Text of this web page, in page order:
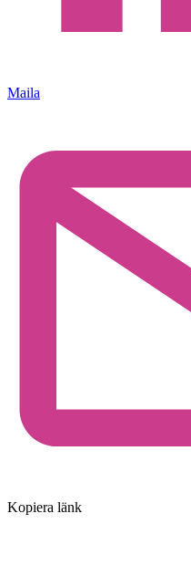
Maila
Kopiera länk